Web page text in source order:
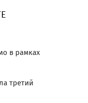
в рамках
третий